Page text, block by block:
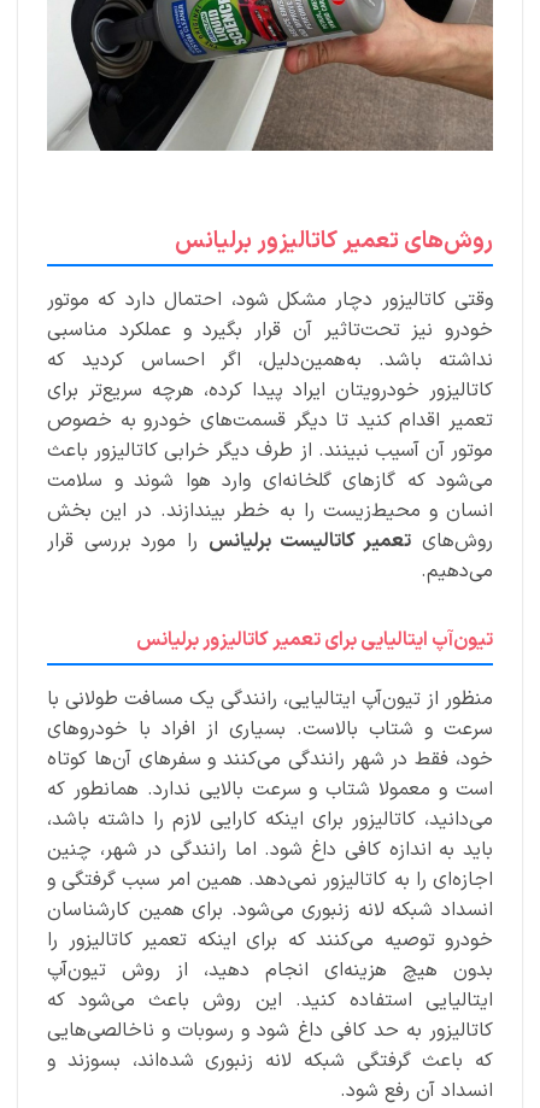
روش‌های تعمیر کاتالیزور برلیانس
وقتی کاتالیزور دچار مشکل شود، احتمال دارد که موتور
خودرو نیز تحت‌تاثیر آن قرار بگیرد و عملکرد مناسبی
نداشته باشد. به‌همین‌دلیل، اگر احساس کردید که
کاتالیزور خودرویتان ایراد پیدا کرده، هرچه سریع‌تر برای
تعمیر اقدام کنید تا دیگر قسمت‌های خودرو به خصوص
موتور آن آسیب نبینند. از طرف دیگر خرابی کاتالیزور باعث
می‌شود که گازهای گلخانه‌ای وارد هوا شوند و سلامت
انسان و محیط‌زیست را به خطر بیندازند. در این بخش
روش‌های تعمیر کاتالیست برلیانس را مورد بررسی قرار
می‌دهیم.
تیون‌آپ ایتالیایی برای تعمیر کاتالیزور برلیانس
منظور از تیون‌آپ ایتالیایی، رانندگی یک مسافت طولانی با
سرعت و شتاب بالاست. بسیاری از افراد با خودروهای
خود، فقط در شهر رانندگی می‌کنند و سفرهای آن‌ها کوتاه
است و معمولا شتاب و سرعت بالایی ندارد. همانطور که
می‌دانید، کاتالیزور برای اینکه کارایی لازم را داشته باشد،
باید به اندازه کافی داغ شود. اما رانندگی در شهر، چنین
اجازه‌ای را به کاتالیزور نمی‌دهد. همین امر سبب گرفتگی و
انسداد شبکه لانه زنبوری می‌شود. برای همین کارشناسان
خودرو توصیه می‌کنند که برای اینکه تعمیر کاتالیزور را
بدون هیچ هزینه‌ای انجام دهید، از روش تیون‌آپ
ایتالیایی استفاده کنید. این روش باعث می‌شود که
کاتالیزور به حد کافی داغ شود و رسوبات و ناخالصی‌هایی
که باعث گرفتگی شبکه لانه زنبوری شده‌اند، بسوزند و
انسداد آن رفع شود.